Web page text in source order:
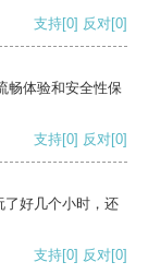
支持[0] 反对[0]
畅体验和安全性保
支持[0] 反对[0]
了好几个小时，还
支持[0] 反对[0]